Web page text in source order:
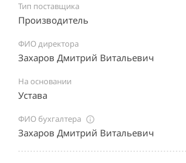
Тип поставщика
Производитель
ФИО директора
Захаров Дмитрий Витальевич
На основании
Устава
ФИО бухгалтера
Захаров Дмитрий Витальевич